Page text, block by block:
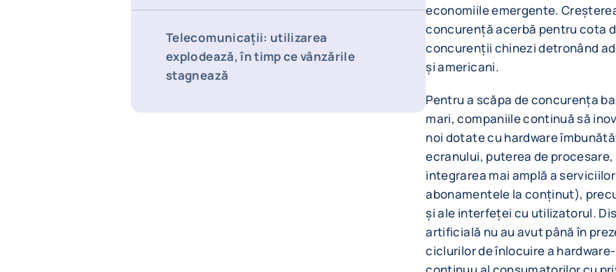
Telecomunicații: utilizarea
explodează, în timp ce vânzările
stagnează
economiile emergente.
concurență acerbă pentru cota
concurenții chinezi detronând
și americani.
Pentru a scăpa de concurența
mari, companiile continuă să
noi dotate cu hardware
ecranului, puterea de
integrarea mai amplă a
abonamentele la conținut),
și ale interfeței cu utilizatorul.
artificială nu au avut până în
ciclurilor de înlocuire a